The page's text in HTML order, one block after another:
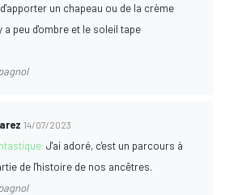
un chapeau ou de la crème
a peu d'ombre et le soleil tape
14/07/2023
J'ai adoré, c'est un parcours à
de l'histoire de nos ancêtres.